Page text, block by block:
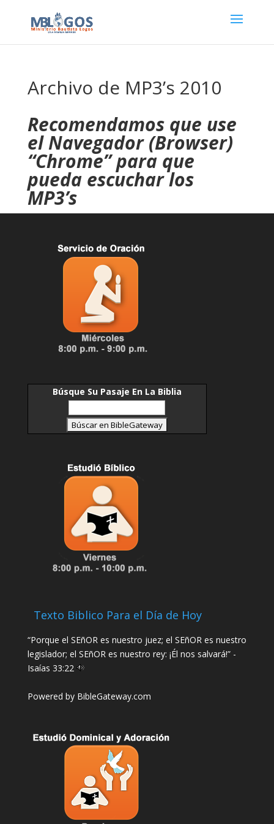
Archivo de MP3’s 2010
Recomendamos que use
el Navegador (Browser)
“Chrome” para que
pueda escuchar los
MP3’s
Búsque Su Pasaje En La Biblia
Texto Biblico Para el Día de Hoy
“Porque el SEñOR es nuestro juez; el SEñOR es nuestro
legislador; el SEñOR es nuestro rey: ¡Él nos salvará!” -
Isaías 33:22
Powered by BibleGateway.com